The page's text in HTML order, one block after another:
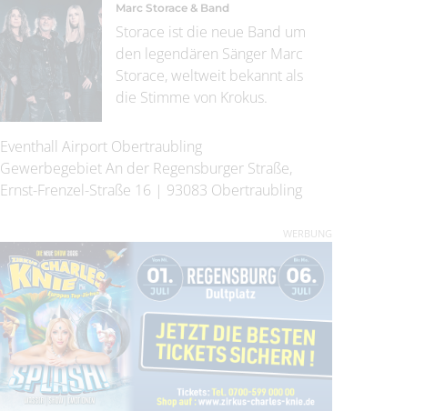
Marc Storace & Band
Storace ist die neue Band um
den legendären Sänger Marc
Storace, weltweit bekannt als
die Stimme von Krokus.
Eventhall Airport Obertraubling
Gewerbegebiet An der Regensburger Straße,
Ernst-Frenzel-Straße 16 | 93083 Obertraubling
WERBUNG